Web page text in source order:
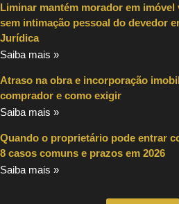
Liminar mantém morador em
sem intimação pessoal do devedor
Jurídica
Saiba mais »
Atraso na obra e incorporação
comprador e como exigir
Saiba mais »
Quando o proprietário pode entrar
8 casos comuns e prazos em 2026
Saiba mais »